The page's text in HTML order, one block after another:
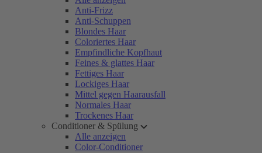
Anti-Frizz
Anti-Schuppen
Blondes Haar
Coloriertes Haar
Empfindliche Kopfhaut
Feines & glattes Haar
Fettiges Haar
Lockiges Haar
Mittel gegen Haarausfall
Normales Haar
Trockenes Haar
Conditioner & Spülung
Alle anzeigen
Color-Conditioner